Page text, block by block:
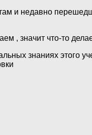
и недавно
, значит что-то
знаниях этого